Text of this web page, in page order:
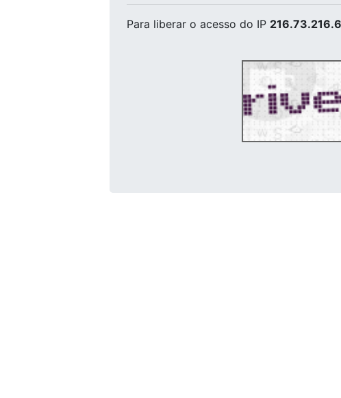
Para liberar o acesso do IP